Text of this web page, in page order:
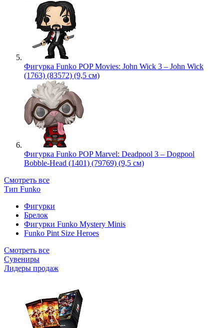
Фигурка Funko POP Movies: John Wick 3 – John Wick
(1763) (83572) (9,5 см)
Фигурка Funko POP Marvel: Deadpool 3 – Dogpool
Bobble-Head (1401) (79769) (9,5 см)
Смотреть все
Тип Funko
Фигурки
Брелок
Фигурки Funko Mystery Minis
Funko Pint Size Heroes
Смотреть все
Сувениры
Лидеры продаж